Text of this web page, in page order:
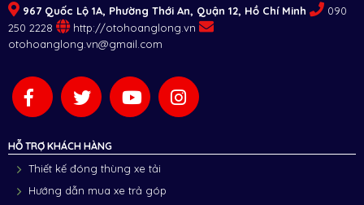
967 Quốc Lộ 1A, Phường Thới An, Quận 12, Hồ Chí Minh
090
250 2228
http://otohoanglong.vn
otohoanglong.vn@gmail.com
HỖ TRỢ KHÁCH HÀNG
Thiết kế đóng thùng xe tải
Hướng dẫn mua xe trả góp